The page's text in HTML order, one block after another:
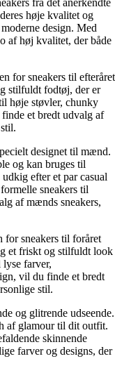
høje kvalitet og
design. Med
af høj kvalitet, der både
for sneakers til efteråret
stilfuldt fodtøj, der er
høje støvler, chunky
et bredt udvalg af
designet til mænd.
og kan bruges til
efter et par casual
sneakers til
af mænds sneakers,
for sneakers til foråret
et friskt og stilfuldt look
farver,
vil du finde et bredt
stil.
og glitrende udseende.
af glamour til dit outfit.
skinnende
farver og designs, der